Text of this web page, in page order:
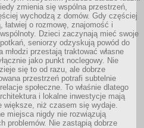
zmienia się wspólna przestrzeń,
wychodzą z domów. Gdy częściej
łatwiej o rozmowę, znajomość i
Dzieci zaczynają mieć swoje
seniorzy odzyskują powód do
młodzi przestają traktować własne
jako punkt noclegowy. Nie
się to od razu, ale dobrze
przestrzeń potrafi subtelnie
społeczne. To właśnie dlatego
i lokalne inwestycje mają
większe, niż czasem się wydaje.
miejsca nigdy nie rozwiązują
problemów. Nie zastąpią dobrze